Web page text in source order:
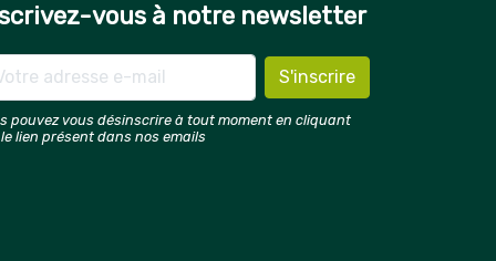
vous à notre newsletter
pouvez vous désinscrire à tout moment en cliquant
lien présent dans nos emails